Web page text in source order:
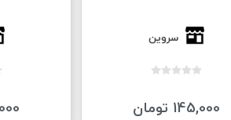
سروین
158,000 تومان